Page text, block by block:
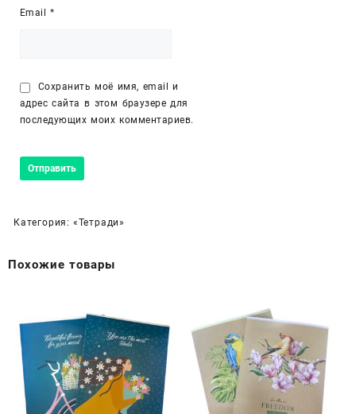
Email*
Сохранить моё имя, email и
адрес сайта в этом браузере для
последующих моих комментариев.
Категория: «Тетради»
Похожие товары